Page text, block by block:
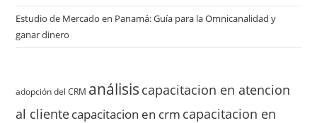
Estudio de Mercado en Panamá: Guía para la Omnicanalidad y
ganar dinero
adopción del CRM análisis capacitacion en atencion
al clientecapacitacion en crm capacitacion en